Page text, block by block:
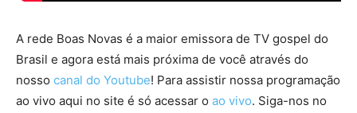
A rede Boas Novas é a maior emissora de TV gospel do
Brasil e agora está mais próxima de você através do
nosso canal do Youtube! Para assistir nossa programação
ao vivo aqui no site é só acessar o ao vivo. Siga-nos no